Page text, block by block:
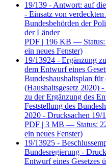
19/139 - Antwort: auf
- Einsatz von
Bundesbehörden der
der Länder
PDF | 196 KB — Status:
ein neues Fenster)
19/13924 - Ergänzung
dem Entwurf eines
Bundeshaushaltsplan
(Haushaltsgesetz 2020)
zu der Ergänzung des
Feststellung des
2020 - Drucksachen 19/
PDF | 3 MB — Status:
ein neues Fenster)
19/13925 -
Bundesregierung -
Entwurf eines Gesetzes